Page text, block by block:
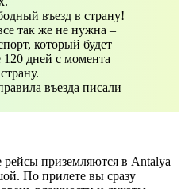
въезд в страну!
так же не нужна –
который будет
120 дней с момента
въезда писали
приземляются в Antalya
По прилете вы сразу